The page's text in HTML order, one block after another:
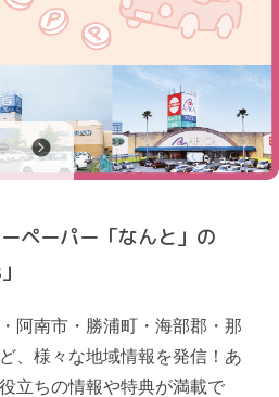
ペーパー「なんと」の
阿南市・勝浦町・海部郡・那
、様々な地域情報を発信！あ
立ちの情報や特典が満載で